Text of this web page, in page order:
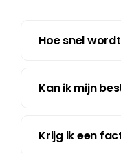
Hoe snel
Kan ik mijn
Krijg ik een